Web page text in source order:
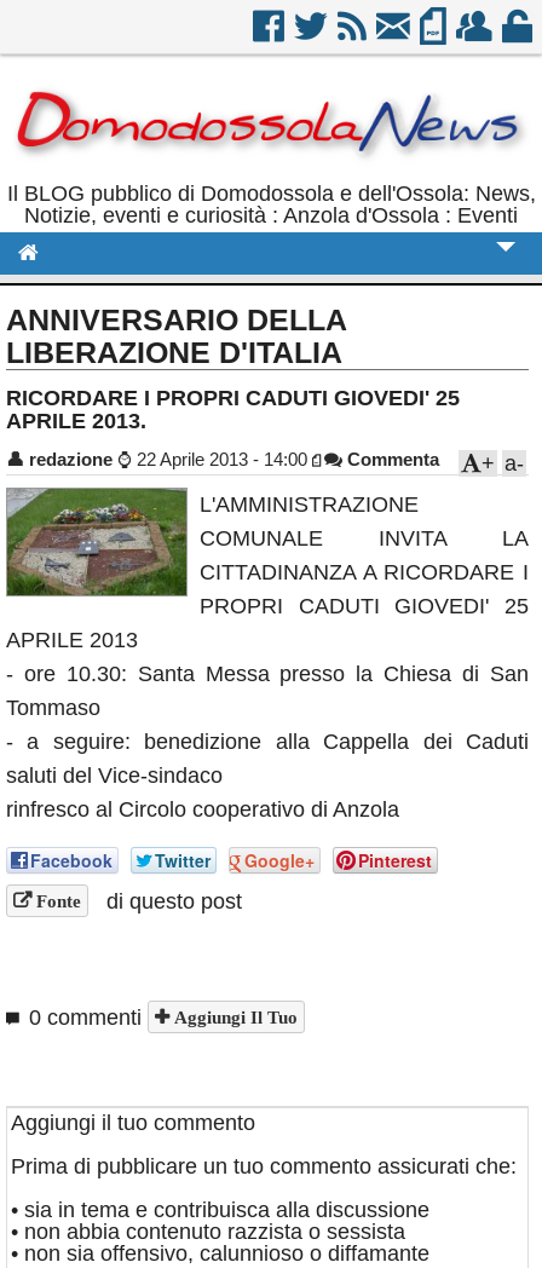
Il BLOG pubblico di Domodossola e dell'Ossola: News,
Notizie, eventi e curiosità : Anzola d'Ossola : Eventi
Politica
Sport
Eventi
Rubriche
Calendario
Annunci
ANNIVERSARIO DELLA
LIBERAZIONE D'ITALIA
RICORDARE I PROPRI CADUTI GIOVEDI' 25
APRILE 2013.
👤 redazione ⌚ 22 Aprile 2013 - 14:00 Commenta a-
+
L'AMMINISTRAZIONE
COMUNALE INVITA LA
CITTADINANZA A RICORDARE I
PROPRI CADUTI GIOVEDI' 25
APRILE 2013
- ore 10.30: Santa Messa presso la Chiesa di San
Tommaso
- a seguire: benedizione alla Cappella dei Caduti
saluti del Vice-sindaco
rinfresco al Circolo cooperativo di Anzola
Facebook Twitter Google+ Pinterest
Fonte di questo post
0 commenti Aggiungi Il Tuo
Aggiungi il tuo commento
Prima di pubblicare un tuo commento assicurati che:
• sia in tema e contribuisca alla discussione
• non abbia contenuto razzista o sessista
• non sia offensivo, calunnioso o diffamante